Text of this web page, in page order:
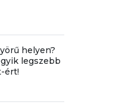
helyen?
legszebb
ért!